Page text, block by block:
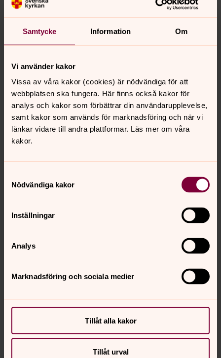
Samtycke Information Om
Vi använder kakor
Vissa av våra kakor (cookies) är nödvändiga för att
webbplatsen ska fungera. Här finns också kakor för
analys och kakor som förbättrar din användarupplevelse,
samt kakor som används för marknadsföring och när vi
länkar vidare till andra plattformar. Läs mer om våra
kakor.
Nödvändiga kakor
Inställningar
Analys
Marknadsföring och sociala medier
Tillåt alla kakor
Tillåt urval
Som stor skogsägare vill Svenska kyrkan bruka skogen
långsiktigt och hållbart. Samtidigt behöver kyrkans skog
Enneagrammet – själens nio facetter
Publicerad 21 mars 2023
När Zandra Erikshed använde Enneagrammet, ett test
och verktyg för självutveckling, förändrades hennes liv.
Det gav ett språk för att avslöja den falska identitet jag
skapat, den som hindrar mig att ge och ta emot kärlek.
Tid för ordtvätt
Ta orden ur funktion, tvätta och mangla dem, ta fram
Dalevi guidar i den kristna språkdjungeln.
Visa fler
Om Kyrknytt
Kyrknytt är Karlstads pastorads församlingstidning.
Under 2017-2023 skickades tidningen ut till alla hushåll i
Värmland och Dalsland. Karlstads pastorat ger
fortfarande ut tidningen, men nu skickas den endast ut i
Karlstad och på Hammarö.